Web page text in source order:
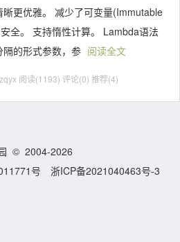
更优雅。 减少了可变量(Immutable
全。 支持惰性计算。 Lambda语法
的形式参数，参 阅读全文
阅读(1193) 评论(0) 推荐(4)
© 2004-2026
号
浙ICP备2021040463号-3